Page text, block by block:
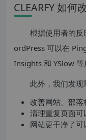
CLEARFY 如何
根据使用者的
ordPress 可以在
Insights 和 YSlow 等
此外，我们发现
改善网站、部落
清理重复页面可
网站更干净了可